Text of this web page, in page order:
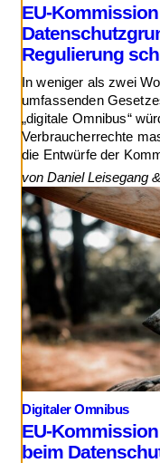
EU-
Regulierung
In weniger als zwei
umfassenden
„digitale Omnibus“
Verbraucherrechte
die Entwürfe der
von Daniel Leisegang
Digitaler Omnibus
EU-
beim